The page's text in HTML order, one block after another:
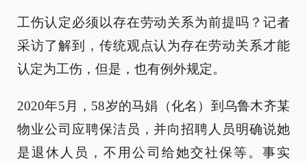
工伤认定必须以存在劳动关系为前提吗？记者
采访了解到，传统观点认为存在劳动关系才能
认定为工伤，但是，也有例外规定。
2020年5月，58岁的马娟（化名）到乌鲁木齐某
物业公司应聘保洁员，并向招聘人员明确说她
是退休人员，不用公司给她交社保等。事实